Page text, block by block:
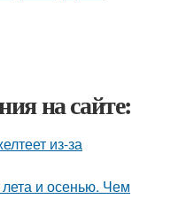
на сайте:
из-за
лета и осенью. Чем